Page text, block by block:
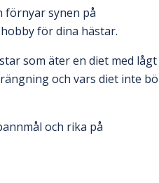
förnyar synen på
för dina hästar.
som äter en diet med lågt
och vars diet inte
och rika på